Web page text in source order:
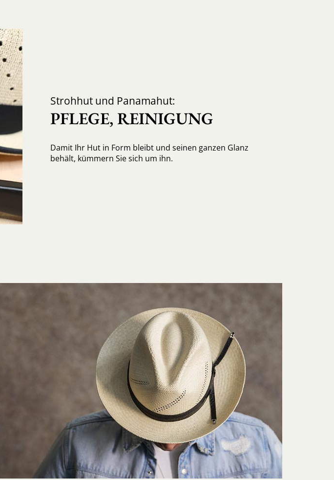
Strohhut und Panamahut:
PFLEGE, REINIGUNG
Damit Ihr Hut in Form bleibt und seinen ganzen Glanz
behält, kümmern Sie sich um ihn.